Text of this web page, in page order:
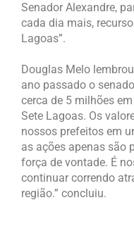
Senador Alexandre,
cada dia mais,
Lagoas”.
Douglas Melo
ano passado o
cerca de 5 milhões
Sete Lagoas. Os
nossos prefeitos em
as ações apenas são
força de vontade. É
continuar correndo
região.” concluiu.